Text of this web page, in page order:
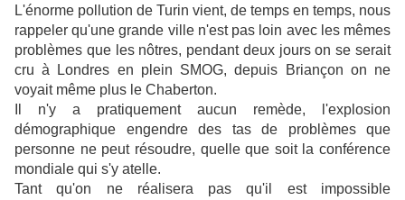
L'énorme pollution de Turin vient, de temps en temps, nous
rappeler qu'une grande ville n'est pas loin avec les mêmes
problèmes que les nôtres, pendant deux jours on se serait
cru à Londres en plein SMOG, depuis Briançon on ne
voyait même plus le Chaberton.
Il n'y a pratiquement aucun remède, l'explosion
démographique engendre des tas de problèmes que
personne ne peut résoudre, quelle que soit la conférence
mondiale qui s'y atelle.
Tant qu'on ne réalisera pas qu'il est impossible